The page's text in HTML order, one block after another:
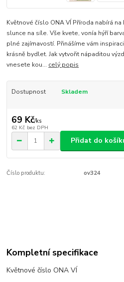
Květnové číslo ONA VÍ Příroda nabírá
slunce na síle. Vše kvete, vonía hýří
plné zajímavostí. Přinášíme vám
krásně bydlet. Jak vytvořit nápaditou
vnesete kou... celý popis
Dostupnost Skladem
69 Kč/ks
62 Kč bez DPH
Přidat do
Číslo produktu: ov324
Kompletní specifikace
Květnové číslo ONA VÍ